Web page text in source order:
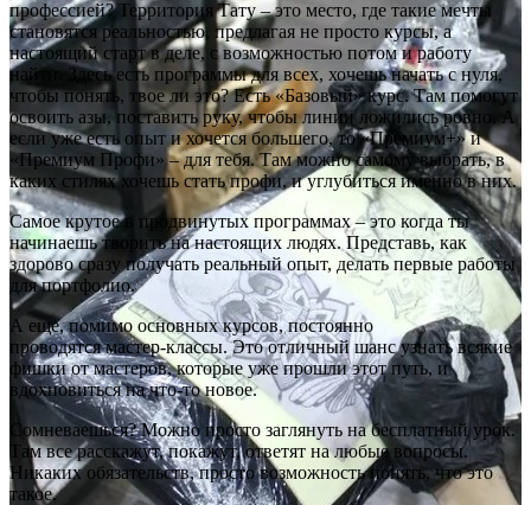
профессией? Территория Тату – это место, где такие мечты
становятся реальностью, предлагая не просто курсы, а
настоящий старт в деле, с возможностью потом и работу
найти. Здесь есть программы для всех, хочешь начать с нуля,
чтобы понять, твое ли это? Есть «Базовый» курс. Там помогут
освоить азы, поставить руку, чтобы линии ложились ровно. А
если уже есть опыт и хочется большего, то «Премиум+» и
«Премиум Профи» – для тебя. Там можно самому выбрать, в
каких стилях хочешь стать профи, и углубиться именно в них.
Самое крутое в продвинутых программах – это когда ты
начинаешь творить на настоящих людях. Представь, как
здорово сразу получать реальный опыт, делать первые работы
для портфолио.
А еще, помимо основных курсов, постоянно
проводятся мастер-классы. Это отличный шанс узнать всякие
фишки от мастеров, которые уже прошли этот путь, и
вдохновиться на что-то новое.
Сомневаешься? Можно просто заглянуть на бесплатный урок.
Там все расскажут, покажут, ответят на любые вопросы.
Никаких обязательств, просто возможность понять, что это
такое.